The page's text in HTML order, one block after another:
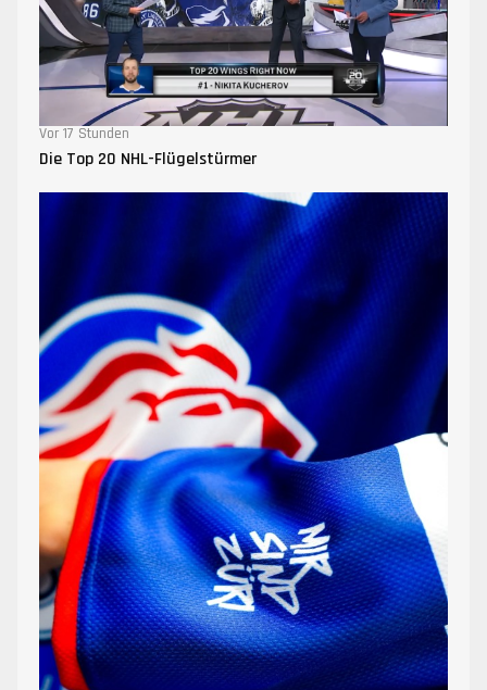
Vor 17 Stunden
Die Top 20 NHL-Flügelstürmer